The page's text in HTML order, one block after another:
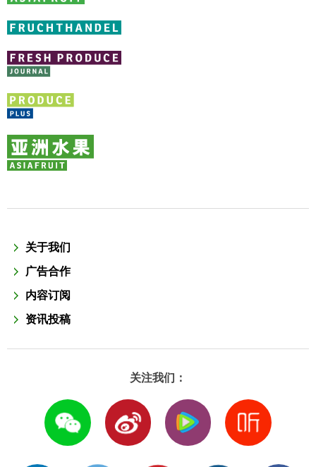
关于我们
广告合作
内容订阅
资讯投稿
关注我们：